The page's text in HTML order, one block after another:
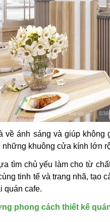
về ánh sáng và giúp không
những khuông cửa kính lớn
tìm chủ yếu làm cho từ
tinh tế và trang nhã, tạo
quán cafe.
phong cách thiết kế